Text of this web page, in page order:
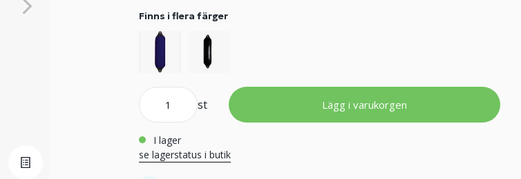
Finns i flera färger
st Lägg i varukorgen
i lager
se lagerstatus i butik